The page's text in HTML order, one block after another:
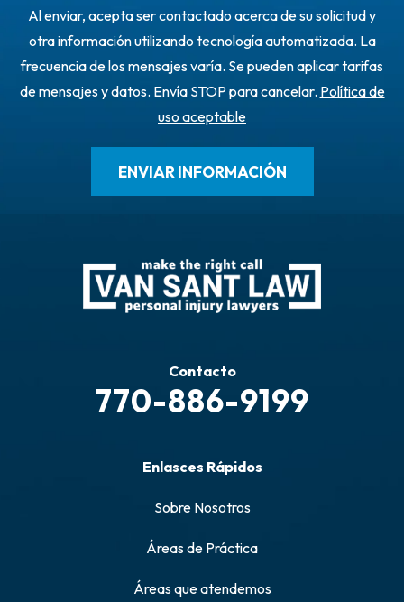
Al enviar, acepta ser contactado acerca de su solicitud y
otra información utilizando tecnología automatizada. La
frecuencia de los mensajes varía. Se pueden aplicar tarifas
de mensajes y datos. Envía STOP para cancelar. Política de
uso aceptable
Contacto
770-886-9199
Enlasces Rápidos
Sobre Nosotros
Áreas de Práctica
Áreas que atendemos